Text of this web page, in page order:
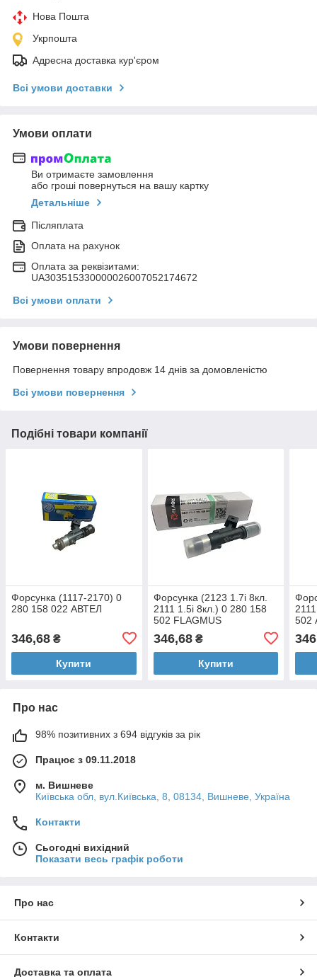
Нова Пошта
Укрпошта
Адресна доставка кур'єром
Всі умови доставки
Умови оплати
Ви отримаєте замовлення
або гроші повернуться на вашу картку
Детальніше
Післяплата
Оплата на рахунок
Оплата за реквізитами:
UA303515330000026007052174672
Всі умови оплати
Умови повернення
Повернення товару впродовж 14 днів за домовленістю
Всі умови повернення
Подібні товари компанії
Форсунка (1117-2170) 0
280 158 022 АВТЕЛ
346,68 ₴
Купити
Форсунка (2123 1.7i 8кл.
2111 1.5i 8кл.) 0 280 158
502 FLAGMUS
346,68₴
Купити
502
Про нас
98% позитивних з 694 відгуків за рік
Працює з 09.11.2018
м. Вишневе
Київська обл, вул.Київська, 8, 08134, Вишневе, Україна
Контакти
Сьогодні вихідний
Показати весь графік роботи
Про нас
Контакти
Доставка та оплата